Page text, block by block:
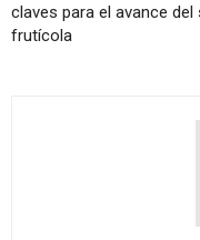
claves para el avance
frutícola